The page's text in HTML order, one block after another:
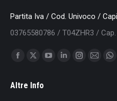
Partita Iva / Cod. Univoco /
03765580786 / T04ZHR3 / Cap.
Find us on:
Facebook
opens
X
opens
YouTubeLinkedinInstagram
Mail
Altre Info